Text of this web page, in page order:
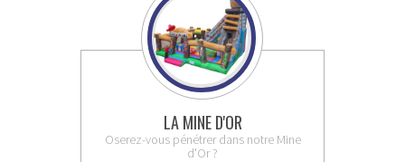
LA MINE D'OR
Oserez-vous pénétrer dans notre Mine
d'Or ?